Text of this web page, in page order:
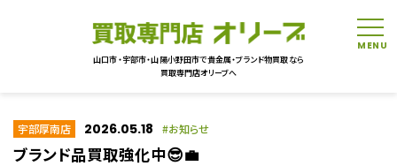
山口市・宇部市・山陽小野田市で貴金属・ブランド物買取なら
買取専門店オリーブへ
宇部厚南店 2026.05.18 お知らせ
ブランド品買取強化中😎💼